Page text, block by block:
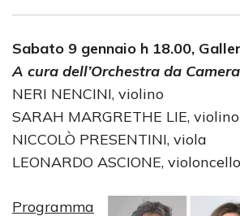
Sabato 9 gennaio h 18.00,
A cura dell’Orchestra da
NERI NENCINI, violino
SARAH MARGRETHE LIE, violino
NICCOLÒ PRESENTINI, viola
LEONARDO ASCIONE, violoncello
Programma